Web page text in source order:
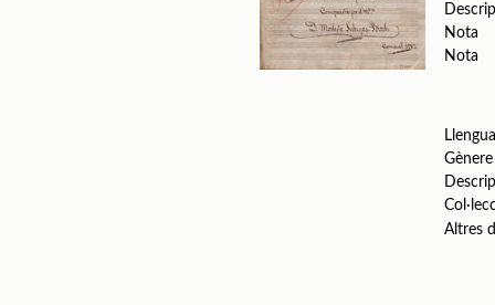
Nota
Nota
Gènere
Altres